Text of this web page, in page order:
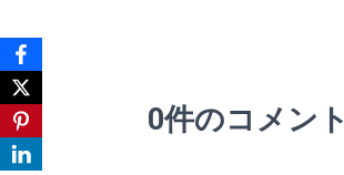
0件のコメント